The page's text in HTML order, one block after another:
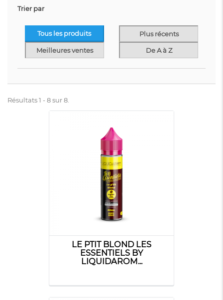
Trier par
Tous les produits Plus récents
Meilleures ventes De A à Z
Résultats 1 - 8 sur 8.
LE PTIT BLOND LES
ESSENTIELS BY
LIQUIDAROM...